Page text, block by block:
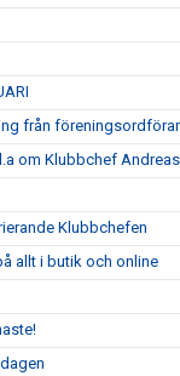
från
om Klubbchef
Klubbchefen
allt i butik och online